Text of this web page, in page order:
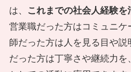
は、
これまでの社会人経験を
営業職だった方はコミュニケ
師だった方は人を見る目や
だった方は丁寧さや継続力を